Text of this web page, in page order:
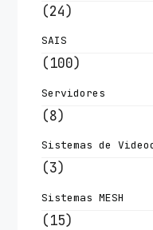
(24)
SAIS
(100)
Servidores
(8)
Sistemas de
(3)
Sistemas MESH
(15)